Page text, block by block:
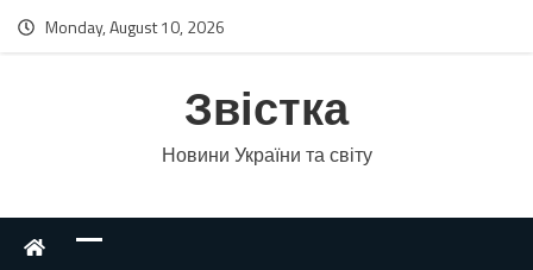
Monday, August 10, 2026
Звістка
Новини України та світу